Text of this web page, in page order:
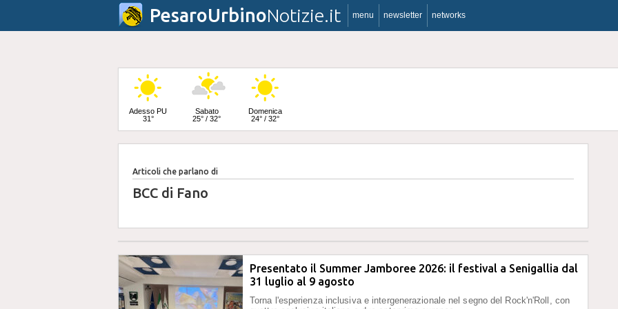
PesaroUrbinoNotizie.it menu newsletter networks
Adesso PU
31°
Sabato
25° / 32°
Domenica
24° / 32°
Lunedì
23° / 33°
Articoli che parlano di
BCC di Fano
Presentato il Summer Jamboree 2026: il festival a Senigallia dal
31 luglio al 9 agosto
Torna l'esperienza inclusiva e intergenerazionale nel segno del Rock'n'Roll, con